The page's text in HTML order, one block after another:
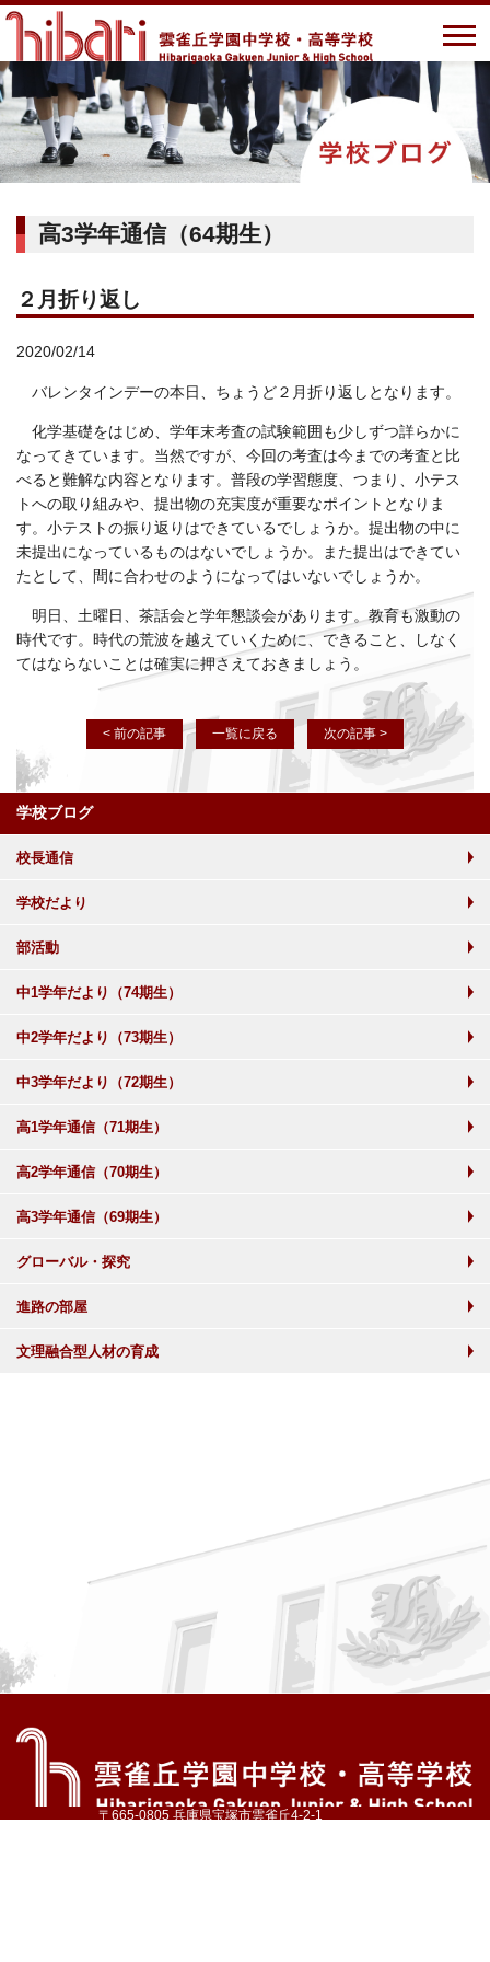
高3学年通信（64期生）
２月折り返し
2020/02/14
バレンタインデーの本日、ちょうど２月折り返しとなります。
化学基礎をはじめ、学年末考査の試験範囲も少しずつ詳らかに
なってきています。当然ですが、今回の考査は今までの考査と比
べると難解な内容となります。普段の学習態度、つまり、小テス
トへの取り組みや、提出物の充実度が重要なポイントとなりま
す。小テストの振り返りはできているでしょうか。提出物の中に
未提出になっているものはないでしょうか。また提出はできてい
たとして、間に合わせのようになってはいないでしょうか。
明日、土曜日、茶話会と学年懇談会があります。教育も激動の
時代です。時代の荒波を越えていくために、できること、しなく
てはならないことは確実に押さえておきましょう。
< 前の記事 一覧に戻る 次の記事 >
学校ブログ
校長通信
学校だより
部活動
中1学年だより（74期生）
中2学年だより（73期生）
中3学年だより（72期生）
高1学年通信（71期生）
高2学年通信（70期生）
高3学年通信（69期生）
グローバル・探究
進路の部屋
文理融合型人材の育成
〒665-0805 兵庫県宝塚市雲雀丘4-2-1